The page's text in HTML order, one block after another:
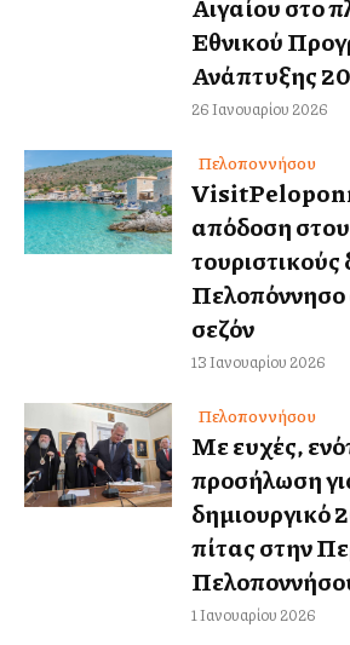
Αιγαίου στο
Εθνικού
Ανάπτυξης
26 Ιανουαρίου 2026
Πελοποννήσου
απόδοση
τουριστικούς
Πελοπόννησο
σεζόν
13 Ιανουαρίου 2026
Πελοποννήσου
Με ευχές,
προσήλωση
δημιουργικό
πίτας στην
1 Ιανουαρίου 2026